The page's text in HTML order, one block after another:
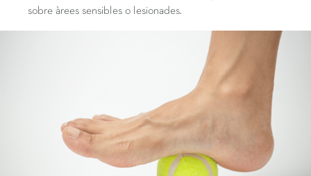
sobre àrees sensibles o lesionades.